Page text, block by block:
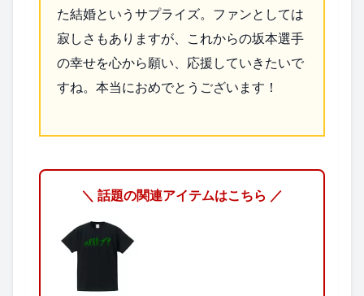
た結婚というサプライズ。ファンとしては
寂しさもありますが、これからの坂本選手
の幸せを心から願い、応援していきたいで
すね。本当におめでとうございます！
＼ 話題の関連アイテムはこちら ／